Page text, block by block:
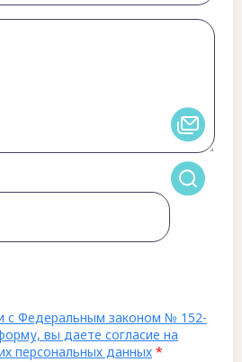
с Федеральным законом № 152-
вы даете согласие на
персональных данных *